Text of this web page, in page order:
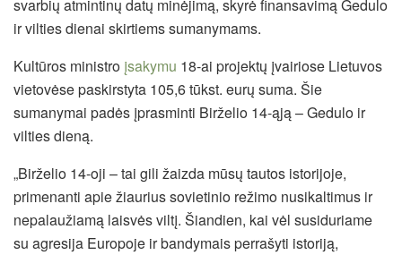
svarbių atmintinų datų minėjimą, skyrė finansavimą Gedulo
ir vilties dienai skirtiems sumanymams.
Kultūros ministro įsakymu 18-ai projektų įvairiose Lietuvos
vietovėse paskirstyta 105,6 tūkst. eurų suma. Šie
sumanymai padės įprasminti Birželio 14-ąją – Gedulo ir
vilties dieną.
„Birželio 14-oji – tai gili žaizda mūsų tautos istorijoje,
primenanti apie žiaurius sovietinio režimo nusikaltimus ir
nepalaužiamą laisvės viltį. Šiandien, kai vėl susiduriame
su agresija Europoje ir bandymais perrašyti istoriją,